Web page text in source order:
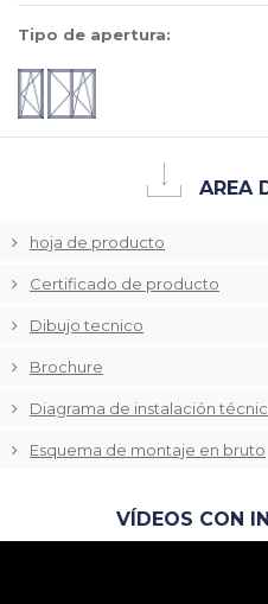
Tipo de apertura:
AREA
hoja de producto
Certificado de producto
Dibujo tecnico
Brochure
Diagrama de instalación
Esquema de montaje en bruto
VÍDEOS CON